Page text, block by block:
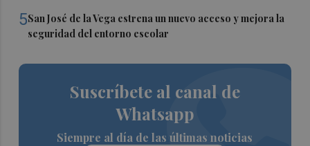
5San José de la Vega estrena un nuevo acceso y mejora la
seguridad del entorno escolar
Suscríbete al canal de
Whatsapp
Siempre al día de las últimas noticias